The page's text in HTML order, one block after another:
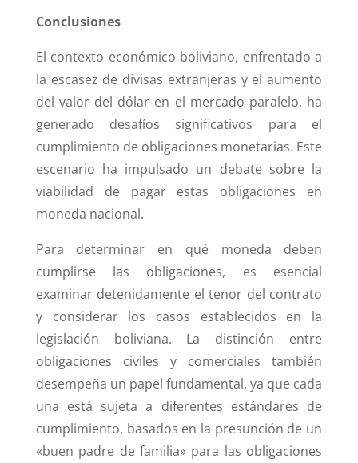
Conclusiones
El contexto económico boliviano, enfrentado a
la escasez de divisas extranjeras y el aumento
del valor del dólar en el mercado paralelo, ha
generado desafíos significativos para el
cumplimiento de obligaciones monetarias. Este
escenario ha impulsado un debate sobre la
viabilidad de pagar estas obligaciones en
moneda nacional.
Para determinar en qué moneda deben
cumplirse las obligaciones, es esencial
examinar detenidamente el tenor del contrato
y considerar los casos establecidos en la
legislación boliviana. La distinción entre
obligaciones civiles y comerciales también
desempeña un papel fundamental, ya que cada
una está sujeta a diferentes estándares de
cumplimiento, basados en la presunción de un
«buen padre de familia» para las obligaciones